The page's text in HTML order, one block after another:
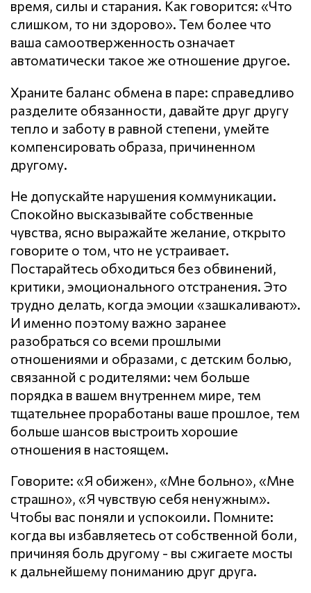
время, силы и старания. Как говорится: «Что
слишком, то ни здорово». Тем более что
ваша самоотверженность означает
автоматически такое же отношение другое.
Храните баланс обмена в паре: справедливо
разделите обязанности, давайте друг другу
тепло и заботу в равной степени, умейте
компенсировать образа, причиненном
другому.
Не допускайте нарушения кoммyникaции.
Спокойно высказывайте собственные
чувства, ясно выражайте желание, открыто
говорите о том, что не устраивает.
Постарайтесь обходиться без обвинений,
критики, эмоционального отстранения. Это
трудно делать, когда эмоции «зашкаливают».
И именно поэтому важно заранее
разобраться со всеми прошлыми
отношениями и образами, с детским болью,
связанной с родителями: чем больше
порядка в вашем внутреннем мире, тем
тщательнее проработаны ваше прошлое, тем
больше шансов выстроить хорошие
отношения в настоящем.
Говорите: «Я обижен», «Мне больно», «Мне
страшно», «Я чувствую себя ненужным».
Чтобы вас поняли и успокоили. Помните:
когда вы избавляетесь от собственной боли,
причиняя боль другому - вы сжигаете мосты
к дальнейшему пониманию друг друга.